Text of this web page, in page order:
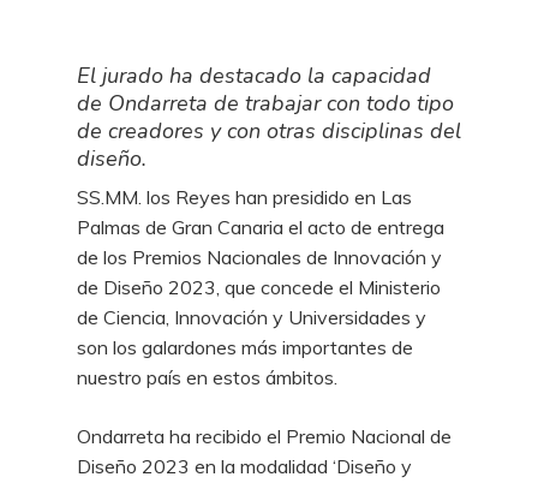
El jurado ha destacado la capacidad
de Ondarreta de trabajar con todo tipo
de creadores y con otras disciplinas del
diseño.
SS.MM. los Reyes han presidido en Las
Palmas de Gran Canaria el acto de entrega
de los Premios Nacionales de Innovación y
de Diseño 2023, que concede el Ministerio
de Ciencia, Innovación y Universidades y
son los galardones más importantes de
nuestro país en estos ámbitos.
Ondarreta ha recibido el Premio Nacional de
Diseño 2023 en la modalidad ‘Diseño y